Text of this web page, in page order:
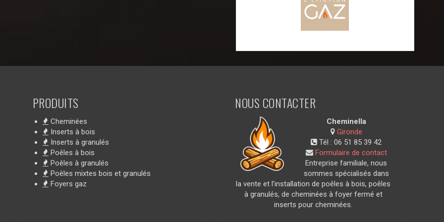
PRODUITS
Cheminées
Inserts à bois
Inserts à granulés
Poêles à bois
Poêles à granulés
Poêles mixtes bois et granulés
Foyers gaz
NOUS CONTACTER
Cheminella
Gironde
Tél :06 51 85 39 42
Formulaire de contact
Entreprise familiale, nous
sommes spécialisés dans
la vente et l’installation de poêles à bois, poêles
à granulés, de cheminées à foyer fermé et
inserts pour cheminées.